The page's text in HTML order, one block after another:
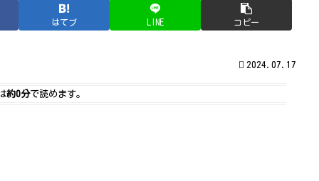
はてブ LINE コピー
2024.07.17
約0分で読めます。